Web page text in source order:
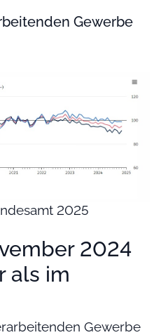
Gewerbe
2025
2024
als im
Gewerbe